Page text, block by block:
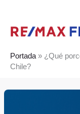
contenido
Portada » ¿Qué
Chile?